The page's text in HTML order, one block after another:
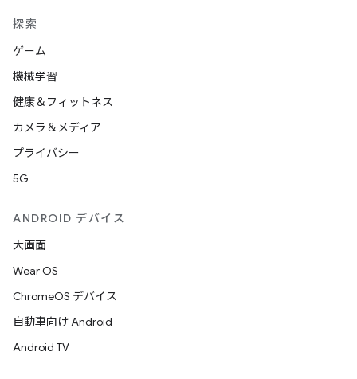
探索
ゲーム
機械学習
健康＆フィットネス
カメラ＆メディア
プライバシー
5G
ANDROID デバイス
大画面
Wear OS
ChromeOS デバイス
自動車向け Android
Android TV